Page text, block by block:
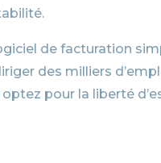
de facturation
des milliers
pour la liberté